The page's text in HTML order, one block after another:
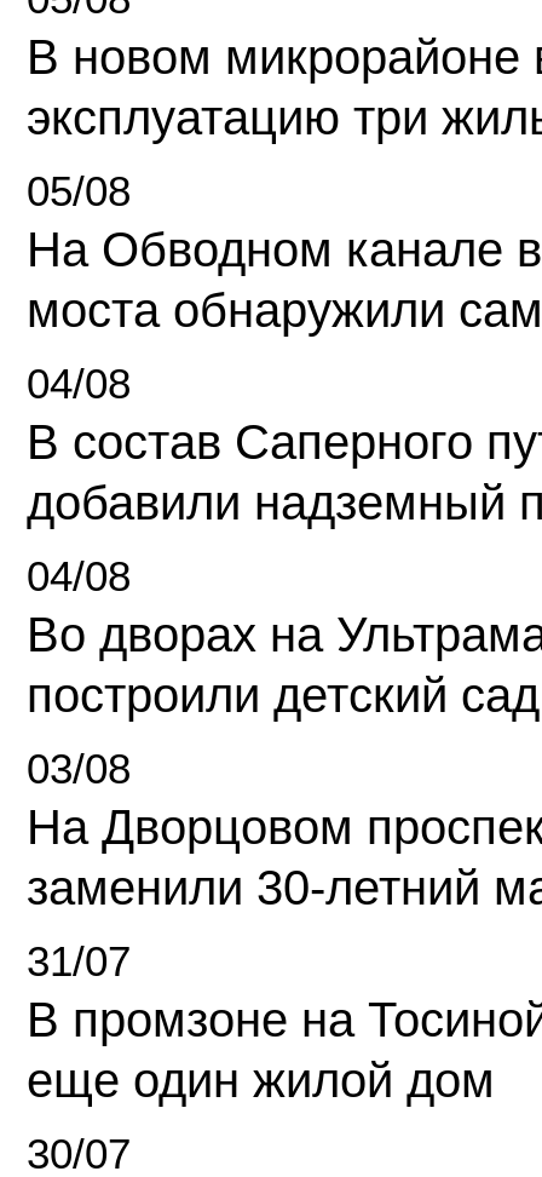
В новом микрорайоне
эксплуатацию три
05/08
На Обводном канале
моста обнаружили
04/08
В состав Саперного
добавили надземный
04/08
Во дворах на
построили детский сад
03/08
На Дворцовом
заменили 30-летний
31/07
В промзоне на
еще один жилой дом
30/07